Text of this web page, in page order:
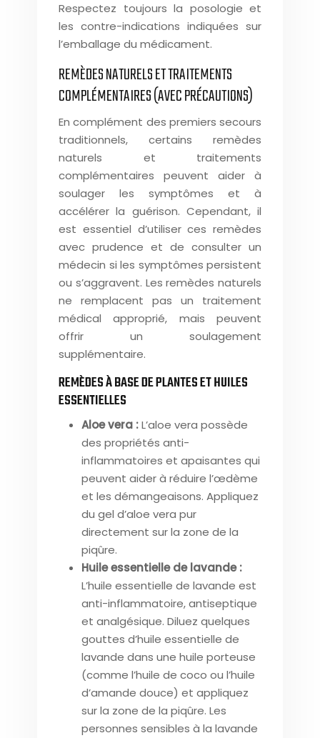
Respectez toujours la posologie et
les contre-indications indiquées sur
l’emballage du médicament.
REMÈDES NATURELS ET TRAITEMENTS
COMPLÉMENTAIRES (AVEC PRÉCAUTIONS)
En complément des premiers secours
traditionnels, certains remèdes
naturels et traitements
complémentaires peuvent aider à
soulager les symptômes et à
accélérer la guérison. Cependant, il
est essentiel d’utiliser ces remèdes
avec prudence et de consulter un
médecin si les symptômes persistent
ou s’aggravent. Les remèdes naturels
ne remplacent pas un traitement
médical approprié, mais peuvent
offrir un soulagement
supplémentaire.
REMÈDES À BASE DE PLANTES ET HUILES
ESSENTIELLES
Aloe vera :L’aloe vera possède
des propriétés anti-
inflammatoires et apaisantes qui
peuvent aider à réduire l’œdème
et les démangeaisons. Appliquez
du gel d’aloe vera pur
directement sur la zone de la
piqûre.
Huile essentielle de lavande :
L’huile essentielle de lavande est
anti-inflammatoire, antiseptique
et analgésique. Diluez quelques
gouttes d’huile essentielle de
lavande dans une huile porteuse
(comme l’huile de coco ou l’huile
d’amande douce) et appliquez
sur la zone de la piqûre. Les
personnes sensibles à la lavande